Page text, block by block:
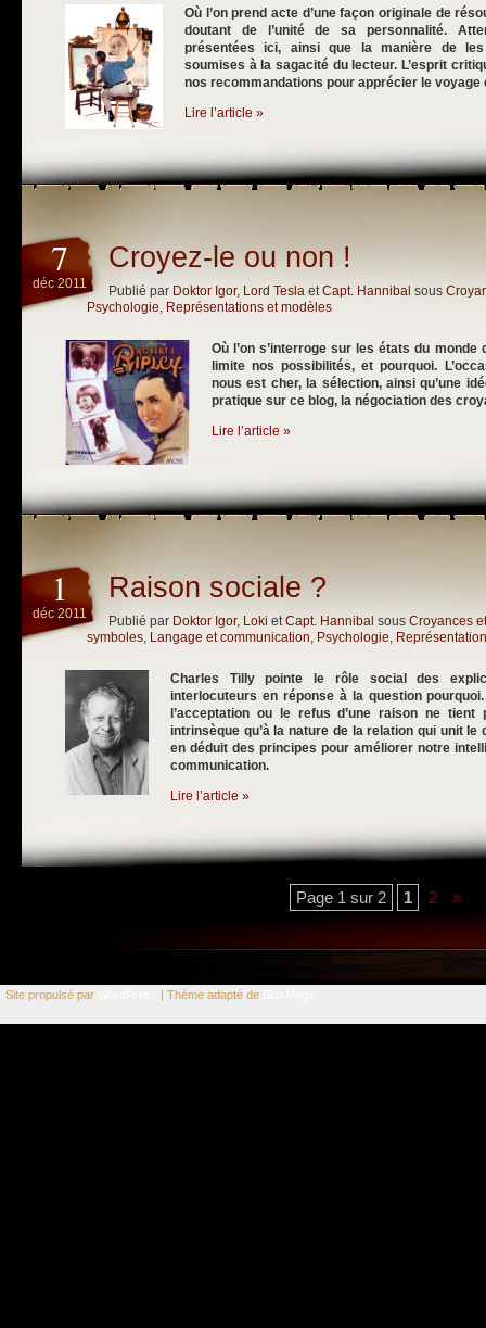
Où l’on prend acte d’une façon originale de
doutant de l’unité de sa personnalité.
présentées ici, ainsi que la manière de les
soumises à la sagacité du lecteur. L’esprit
nos recommandations pour apprécier le voyage
Lire l’article »
7
déc 2011
Croyez-le ou non !
Publié par Doktor Igor, Lord Tesla etCapt. Hannibal sous
Psychologie, Représentations et modèles
Où l’on s’interroge sur les états du
limite nos possibilités, et pourquoi.
nous est cher, la sélection, ainsi qu’une
pratique sur ce blog, la négociation des
Lire l’article »
1
déc 2011
Raison sociale ?
Publié par Doktor Igor, Loki etCapt. Hannibal sous Croyances
symboles, Langage et communication, Psychologie,
Charles Tilly pointe le rôle social des
interlocuteurs en réponse à la question
l’acceptation ou le refus d’une raison ne
intrinsèque qu’à la nature de la relation qui unit le
en déduit des principes pour améliorer notre
communication.
Lire l’article »
Page 1 sur 2 1 2 »
Site propulsé par | Thème adapté de